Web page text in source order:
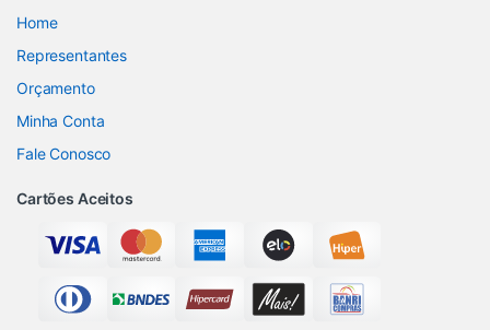
Home
Representantes
Orçamento
Minha Conta
Fale Conosco
Cartões Aceitos